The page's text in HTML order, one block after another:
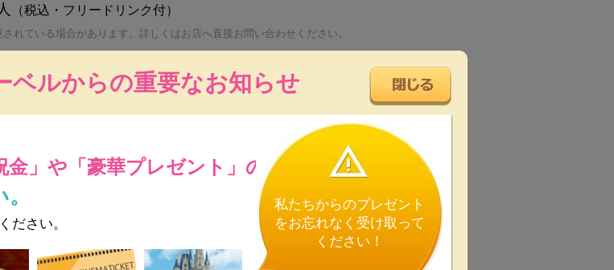
（税込・フリードリンク付）
れている場合があります。詳しくはお店へ直接お問い合わせください。
名
※ 開催日時によっては保証料が変動します。
円～ ※ 開催日時によっては保証料が変動します。
ベルからの重要なお知らせ
金」や「豪華プレゼント」の
ださい。
私たちからのプレゼント
をお忘れなく受け取って
ください！